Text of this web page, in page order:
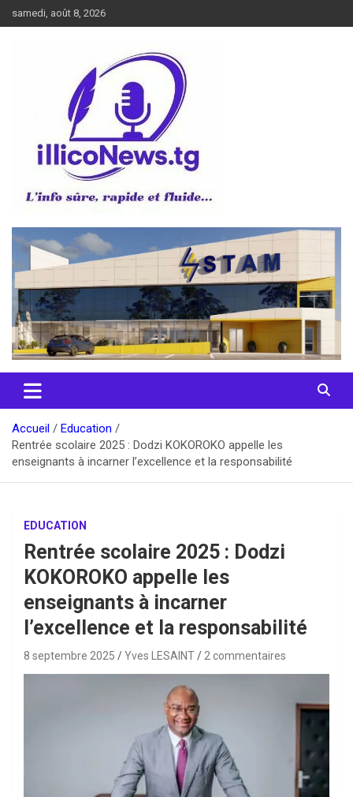
au
samedi, août 8, 2026
illiconews
Accueil
Education
Rentrée scolaire 2025 : Dodzi KOKOROKO appelle les
enseignants à incarner l’excellence et la responsabilité
EDUCATION
Rentrée scolaire 2025 : Dodzi
KOKOROKO appelle les
enseignants à incarner
l’excellence et la responsabilité
8 septembre 2025 Yves LESAINT 2 commentaires